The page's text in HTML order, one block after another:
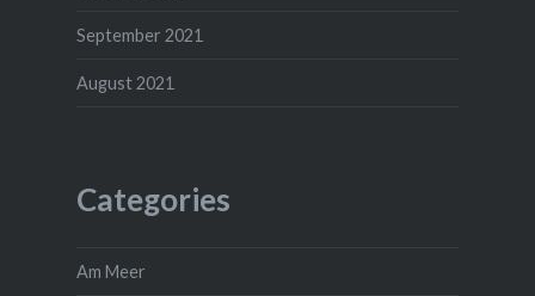
September 2021
August 2021
Categories
Am Meer